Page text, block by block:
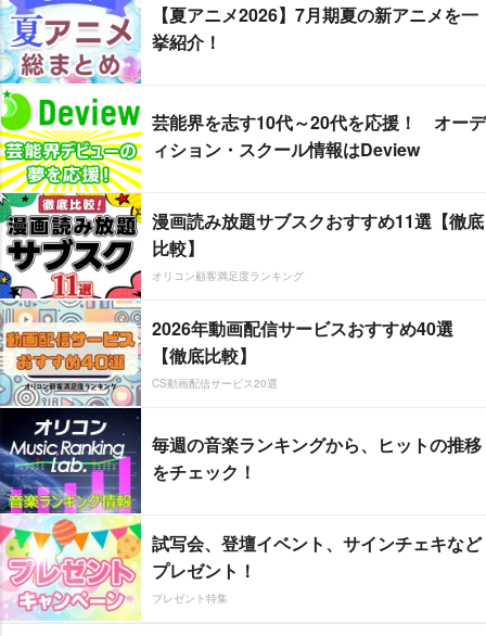
【夏アニメ2026】7月期夏の新アニメを一
挙紹介！
芸能界を志す10代～20代を応援！ オーデ
ィション・スクール情報はDeview
漫画読み放題サブスクおすすめ11選【徹底
比較】
オリコン顧客満足度ランキング
2026年動画配信サービスおすすめ40選
【徹底比較】
CS動画配信サービス20選
毎週の音楽ランキングから、ヒットの推移
をチェック！
試写会、登壇イベント、サインチェキなど
プレゼント！
プレゼント特集